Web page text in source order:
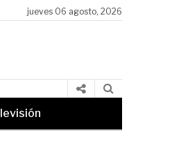
jueves 06 agosto, 2026
oficialmente el «Día del Flameado de